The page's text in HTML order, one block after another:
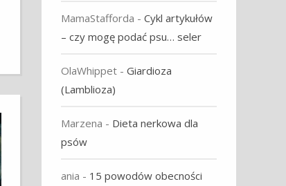
MamaStafforda -Cykl artykułów
– czy mogę podać psu… seler
OlaWhippet -Giardioza
(Lamblioza)
Marzena - Dieta nerkowa dla
psów
ania - 15 powodów obecności